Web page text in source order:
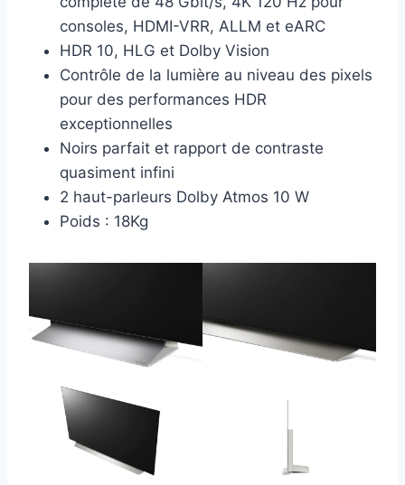
consoles, HDMI-VRR, ALLM et eARC
HDR 10, HLG et Dolby Vision
Contrôle de la lumière au niveau des pixels
pour des performances HDR
exceptionnelles
Noirs parfait et rapport de contraste
quasiment infini
2 haut-parleurs Dolby Atmos 10 W
Poids : 18Kg